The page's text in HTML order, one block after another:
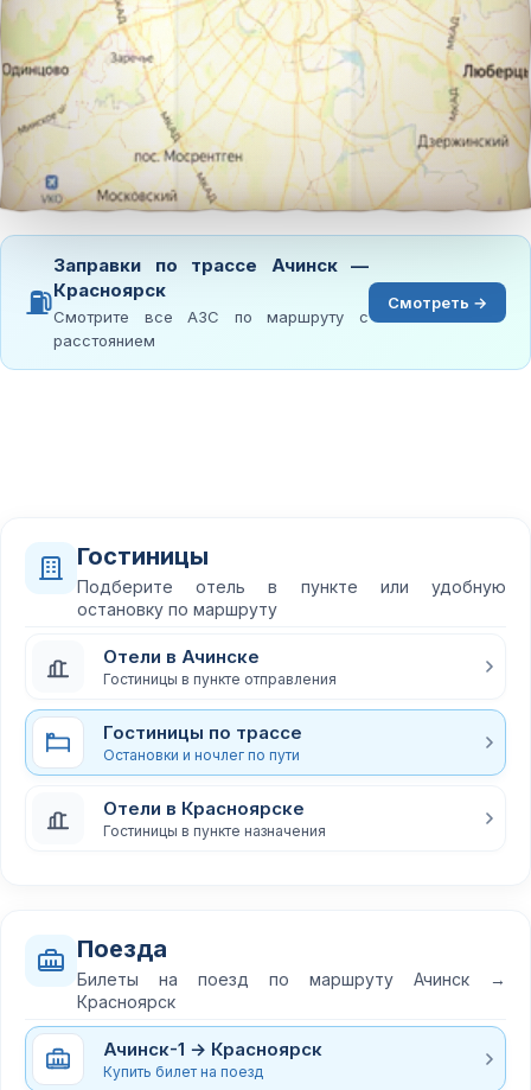
⛽
Заправки по трассе Ачинск —
Красноярск
Смотрите все АЗС по маршруту с
расстоянием
Смотреть →
Гостиницы
Подберите отель в пункте или удобную
остановку по маршруту
Отели в Ачинске
Гостиницы в пункте отправления
Гостиницы по трассе
Остановки и ночлег по пути
Отели в Красноярске
Гостиницы в пункте назначения
Поезда
Билеты на поезд по маршруту Ачинск →
Красноярск
Ачинск-1 → Красноярск
Купить билет на поезд